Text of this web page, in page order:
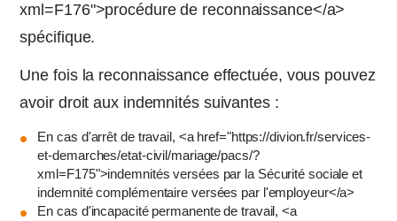
xml=F176">procédure de reconnaissance</a>
spécifique.
Une fois la reconnaissance effectuée, vous pouvez
avoir droit aux indemnités suivantes :
En cas d'arrêt de travail, <a href="https://divion.fr/services-
et-demarches/etat-civil/mariage/pacs/?
xml=F175">indemnités versées par la Sécurité sociale et
indemnité complémentaire versées par l'employeur</a>
En cas d'incapacité permanente de travail, <a